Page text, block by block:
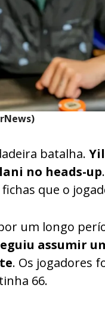
batalha.
no heads-up
que o
um longo
assumir
. Os jogadores
66.